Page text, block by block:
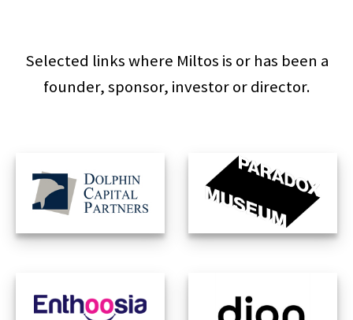
Selected links where Miltos is or has been a
founder, sponsor, investor or director.